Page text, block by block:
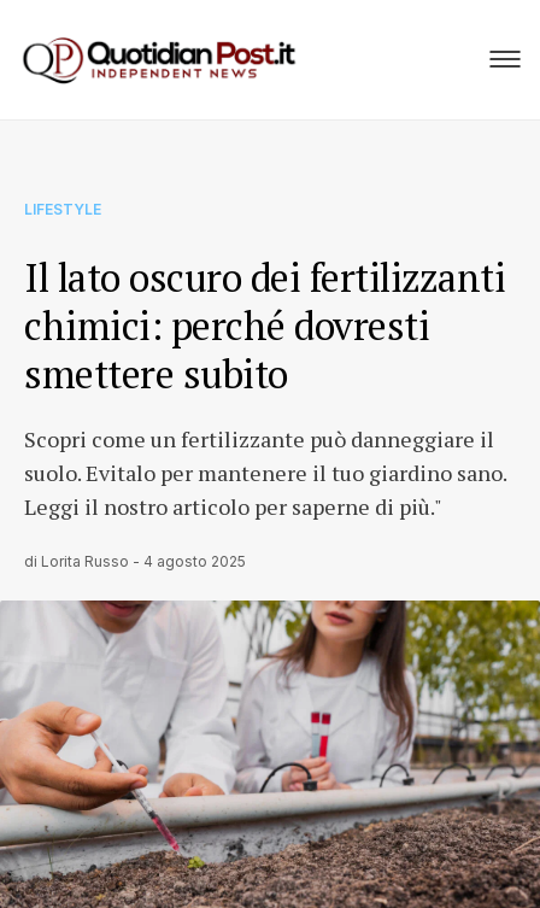
LIFESTYLE
Il lato oscuro dei fertilizzanti
chimici: perché dovresti
smettere subito
Scopri come un fertilizzante può danneggiare il
suolo. Evitalo per mantenere il tuo giardino sano.
Leggi il nostro articolo per saperne di più."
di Lorita Russo - 4 agosto 2025